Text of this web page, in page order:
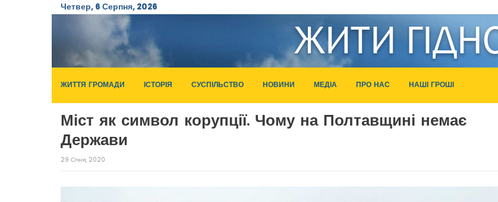
Четвер, 6 Серпня, 2026
ЖИТТЯ ГРОМАДИ ІСТОРІЯ СУСПІЛЬСТВО НОВИНИ МЕДІА ПРО НАС НАШІ ГРОШІ
Міст як символ корупції. Чому на Полтавщині немає
Держави
29 Січня, 2020